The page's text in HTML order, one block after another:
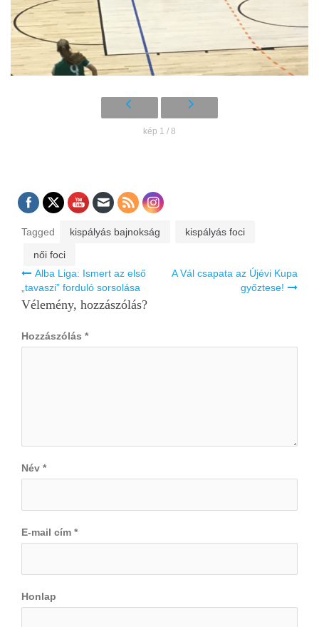
kép 1 / 8
Tagged kispályás bajnokság
kispályás foci
női foci
Bejegyzés
navigáció
Alba Liga: Ismert az első
„tavaszi” forduló sorsolása
A Vál csapata az Újévi Kupa
győztese!
Vélemény, hozzászólás?
Hozzászólás *
Név *
E-mail cím *
Honlap